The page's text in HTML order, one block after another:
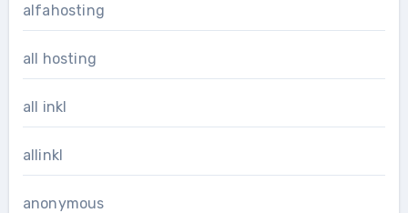
alfahosting
all hosting
all inkl
allinkl
anonymous